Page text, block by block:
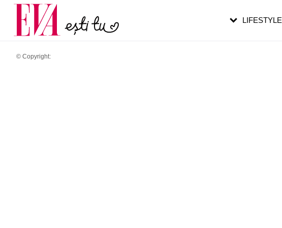
© Copyright:
LIFESTYLE
Carieră
Actualitate
pe măsură ce înaintezi în vârstă